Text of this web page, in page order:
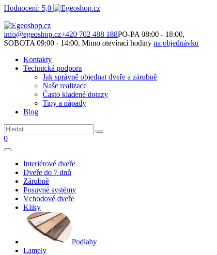
Hodnocení: 5,0
info@egeoshop.cz+420 702 488 188PO-PA 08:00 - 18:00,
SOBOTA 09:00 - 14:00, Mimo otevírací hodiny na objednávku
Kontakty
Technická podpora
Jak správně objednat dveře a zárubně
Naše realizace
Často kladené dotazy
Tipy a nápady
Blog
0
Interiérové dveře
Dveře do 7 dnů
Zárubně
Posuvné systémy
Vchodové dveře
Kliky
Podlahy
Lamely